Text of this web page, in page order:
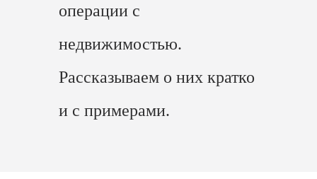
операции с
недвижимостью.
Рассказываем о них кратко
и с примерами.